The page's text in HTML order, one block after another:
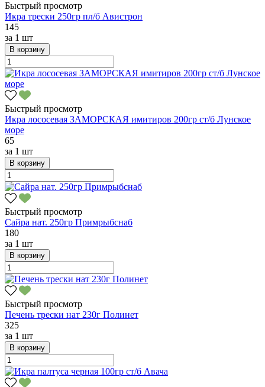
Быстрый просмотр
Икра трески 250гр пл/б Авистрон
145
за 1 шт
В корзину
Быстрый просмотр
Икра лососевая ЗАМОРСКАЯ имитиров 200гр ст/б Лунское
море
65
за 1 шт
В корзину
Быстрый просмотр
Сайра нат. 250гр Примрыбснаб
180
за 1 шт
В корзину
Быстрый просмотр
Печень трески нат 230г Полинет
325
за 1 шт
В корзину